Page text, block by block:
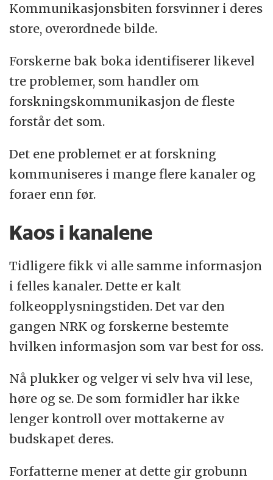
Kommunikasjonsbiten forsvinner i deres
store, overordnede bilde.
Forskerne bak boka identifiserer likevel
tre problemer, som handler om
forskningskommunikasjon de fleste
forstår det som.
Det ene problemet er at forskning
kommuniseres i mange flere kanaler og
foraer enn før.
Kaos i kanalene
Tidligere fikk vi alle samme informasjon
i felles kanaler. Dette er kalt
folkeopplysningstiden. Det var den
gangen NRK og forskerne bestemte
hvilken informasjon som var best for oss.
Nå plukker og velger vi selv hva vil lese,
høre og se. De som formidler har ikke
lenger kontroll over mottakerne av
budskapet deres.
Forfatterne mener at dette gir grobunn